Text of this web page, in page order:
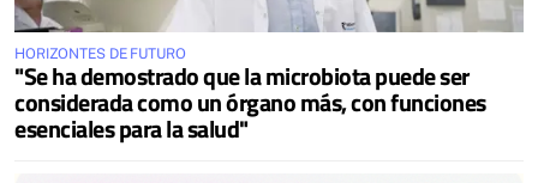
HORIZONTES DE FUTURO
"Se ha demostrado que la microbiota puede ser
considerada como un órgano más, con funciones
esenciales para la salud"